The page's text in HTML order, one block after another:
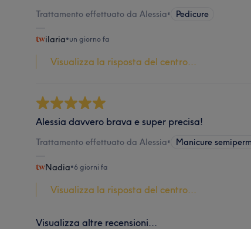
Trattamento effettuato da Alessia• Pedicure
ilaria•un giorno fa
Visualizza la risposta del centro...
Alessia davvero brava e super precisa!
Trattamento effettuato da Alessia• Manicure
Nadia•6 giorni fa
Visualizza la risposta del centro...
Visualizza altre recensioni...